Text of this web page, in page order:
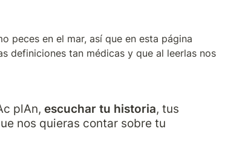
peces en el mar, así que en esta página
definiciones tan médicas y que al leerlas nos
plAn, escuchar tu historia, tus
nos quieras contar sobre tu